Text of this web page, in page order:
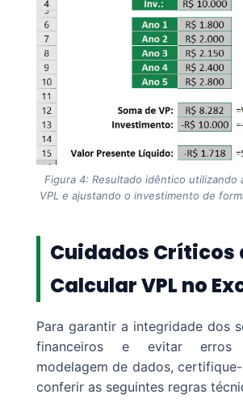
Figura 4: Resultado idêntico utilizando
VPL e ajustando o investimento de
Cuidados Críticos
Calcular VPL no
Para garantir a integridade dos
financeiros e evitar
modelagem de dados,
conferir as seguintes regras